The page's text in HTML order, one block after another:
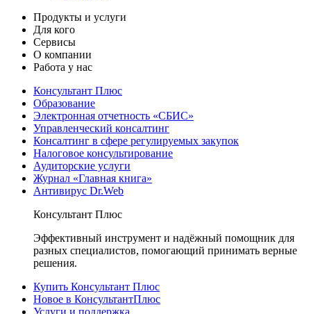
Продукты и услуги
Для кого
Сервисы
О компании
Работа у нас
Консультант Плюс
Образование
Электронная отчетность «СБИС»
Управленческий консалтинг
Консалтинг в сфере регулируемых закупок
Налоговое консультирование
Аудиторские услуги
Журнал «Главная книга»
Антивирус Dr.Web
Консультант Плюс
Эффективный инструмент и надёжный помощник для
разных специалистов, помогающий принимать верные
решения.
Купить Консультант Плюс
Новое в КонсультантПлюс
Услуги и поддержка